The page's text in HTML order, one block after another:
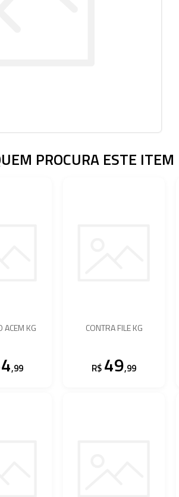
PROCURA ESTE ITEM
ACEM KG
,99
CONTRA FILE KG
R$ 49,99